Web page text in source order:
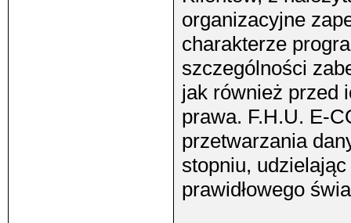
organizacyjne
charakterze
szczególności
jak również przed
prawa. F.H.U. E-
przetwarzania
stopniu,
prawidłowego